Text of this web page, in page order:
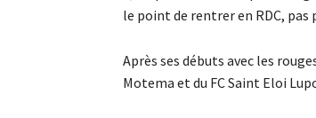
le point de rentrer en RDC,
Après ses débuts avec les
Motema et du FC Saint Eloi